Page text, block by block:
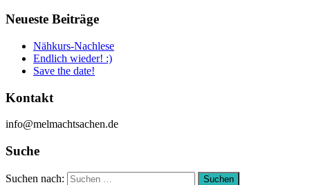
Neueste Beiträge
Nähkurs-Nachlese
Endlich wieder! :)
Save the date!
Kontakt
info@melmachtsachen.de
Suche
Suchen nach: Suchen